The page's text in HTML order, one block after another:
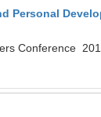
Personal
Conference